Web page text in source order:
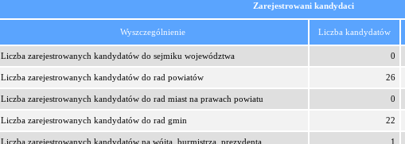
Zarejestrowani kandydaci
Wyszczególnienie Liczba kandydatów
Liczba zarejestrowanych kandydatów do sejmiku województwa 0
Liczba zarejestrowanych kandydatów do rad powiatów 26
Liczba zarejestrowanych kandydatów do rad miast na prawach powiatu 0
Liczba zarejestrowanych kandydatów do rad gmin 22
Liczba zarejestrowanych kandydatów na wójta, burmistrza, prezydenta 1